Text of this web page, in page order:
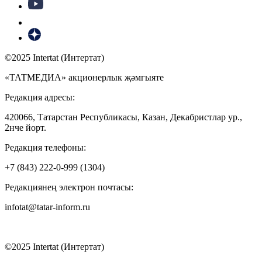
©2025 Intertat (Интертат)
«ТАТМЕДИА» акционерлык җәмгыяте
Редакция адресы:
420066, Татарстан Республикасы, Казан, Декабристлар ур.,
2нче йорт.
Редакция телефоны:
+7 (843) 222-0-999 (1304)
Редакциянең электрон почтасы:
infotat@tatar-inform.ru
©2025 Intertat (Интертат)